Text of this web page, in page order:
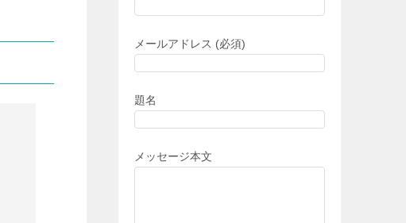
メールアドレス (必須)
題名
メッセージ本文